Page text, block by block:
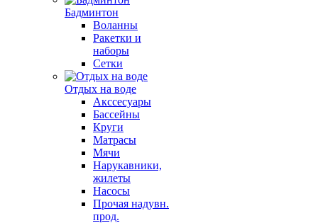
Бадминтон
Воланны
Ракетки и
наборы
Сетки
Отдых на воде
Акссесуары
Бассейны
Круги
Матрасы
Мячи
Нарукавники,
жилеты
Насосы
Прочая надувн.
прод.